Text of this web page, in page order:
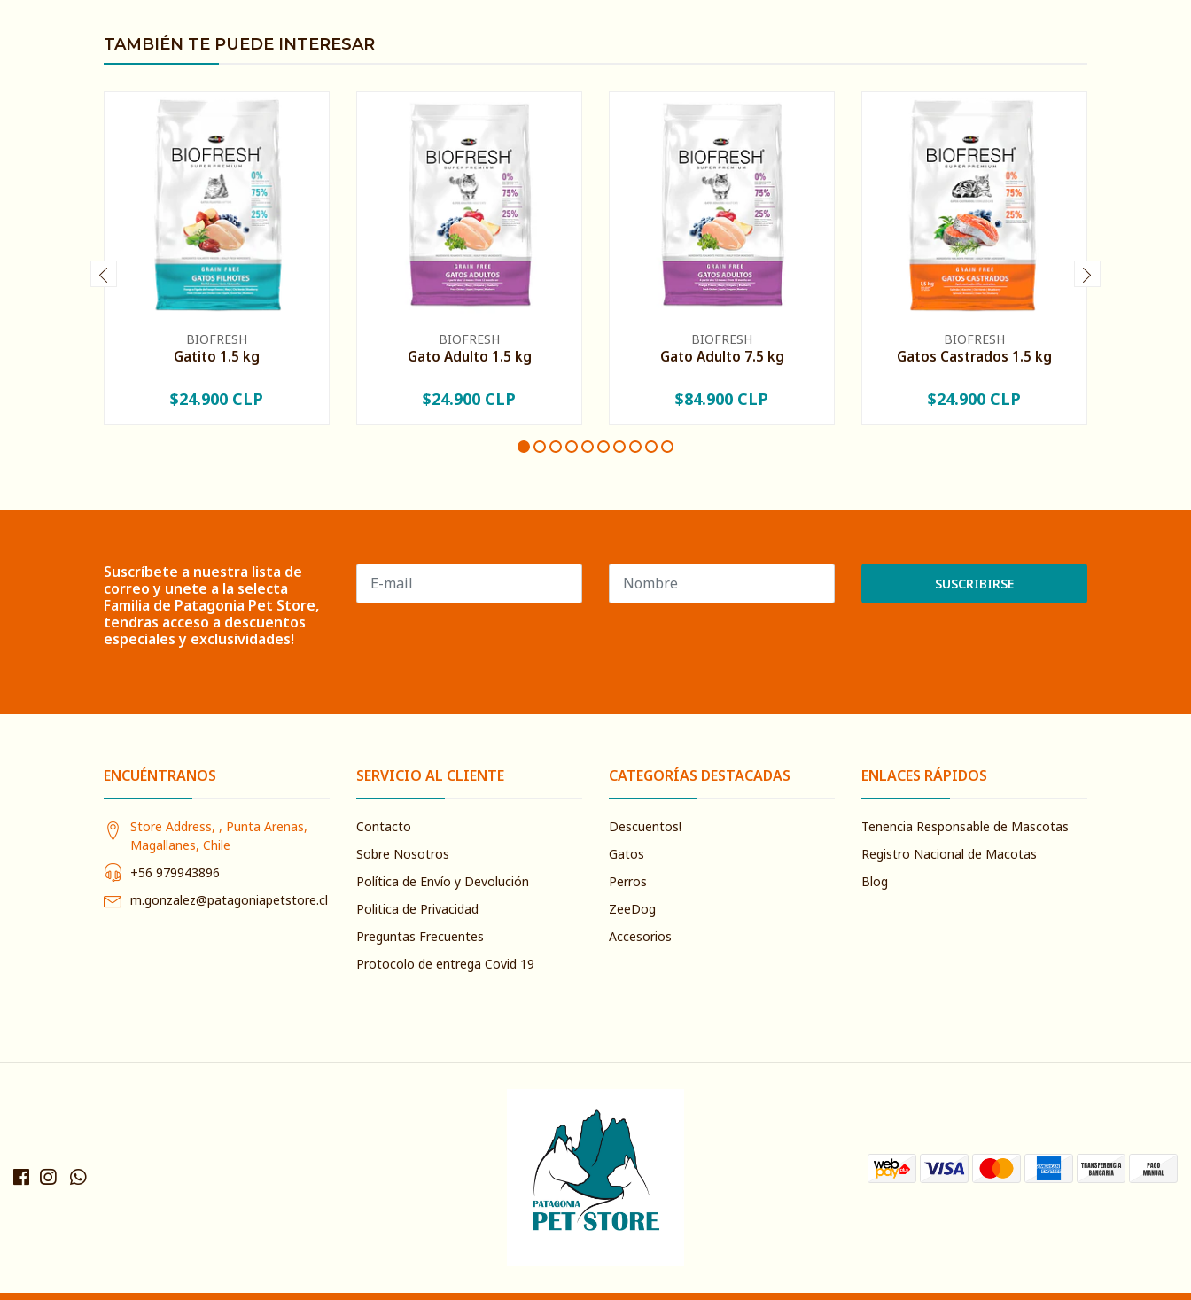
TAMBIÉN TE PUEDE INTERESAR
BIOFRESH
Gatito 1.5 kg
+
$24.900 CLP
BIOFRESH
Gato Adulto 1.5 kg
+
$24.900 CLP
BIOFRESH
Gato Adulto 7.5 kg
+
$84.900 CLP
BIOFRESH
Gatos Castrados 1.5 kg
+
$24.900 CLP
Suscríbete a nuestra lista de
correo y unete a la selecta
Familia de Patagonia Pet Store,
tendras acceso a descuentos
especiales y exclusividades!
SUSCRIBIRSE
ENCUÉNTRANOS
Store Address, , Punta Arenas,
Magallanes, Chile
+56 979943896
m.gonzalez@patagoniapetstore.cl
SERVICIO AL CLIENTE
Contacto
Sobre Nosotros
Política de Envío y Devolución
Politica de Privacidad
Preguntas Frecuentes
Protocolo de entrega Covid 19
CATEGORÍAS DESTACADAS
Descuentos!
Gatos
Perros
ZeeDog
Accesorios
ENLACES RÁPIDOS
Tenencia Responsable de Mascotas
Registro Nacional de Macotas
Blog